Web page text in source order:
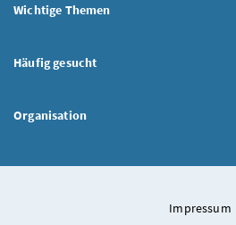
Wichtige Themen
Häufig gesucht
Organisation
Impressum